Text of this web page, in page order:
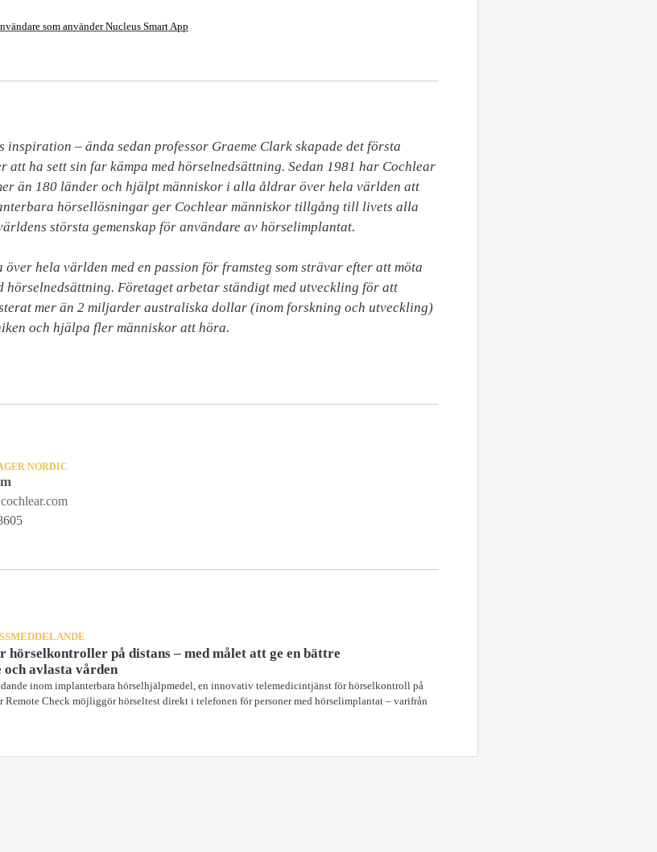
som använder Nucleus Smart App
– ända sedan professor Graeme Clark skapade det första
ha sett sin far kämpa med hörselnedsättning. Sedan 1981 har Cochlear
än 180 länder och hjälpt människor i alla åldrar över hela världen att
hörsellösningar ger Cochlear människor tillgång till livets alla
största gemenskap för användare av hörselimplantat.
hela världen med en passion för framsteg som strävar efter att möta
hörselnedsättning. Företaget arbetar ständigt med utveckling för att
mer än 2 miljarder australiska dollar (inom forskning och utveckling)
och hjälpa fler människor att höra.
NORDIC
hörselkontroller på distans – med målet att ge en bättre
och avlasta vården
inom implanterbara hörselhjälpmedel, en innovativ telemedicintjänst för hörselkontroll på
Remote Check möjliggör hörseltest direkt i telefonen för personer med hörselimplantat – varifrån